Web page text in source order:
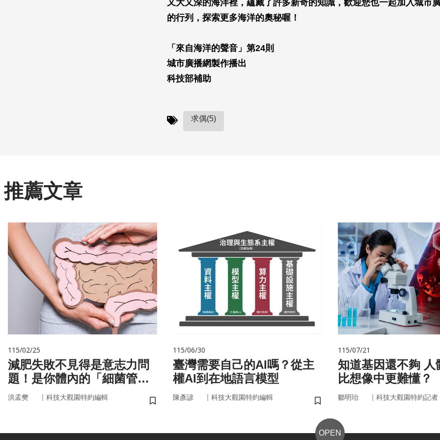
又大又深的海洋裡，蘊藏了許多新奇的知識，歡迎您也一起加入城市
的行列，探索更多海洋的奧秘喔！
「來自海洋的聲音」第24則
城市廣播網製作播出
科技部補助
求偶(5)
推薦文章
115/02/25
減肥失敗不見得是意志力問
題！是你體內的「細菌管
家」在幫你囤油
洪孟樊 ｜ 科技大觀園特約編輯
儲存書籤
115/06/30
臺灣需要自己的AI嗎？從主
權AI到在地語言模型
陳彥諺 ｜ 科技大觀園特約編輯
儲存書籤
115/07/21
知道基因還不夠 人體為什麼
比想像中更難懂？
鄒明珆 ｜ 科技大觀園特約記者
OPEN